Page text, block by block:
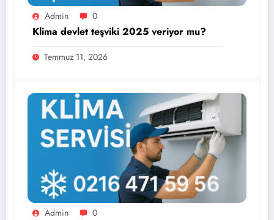
Admin 0
Klima devlet teşviki 2025 veriyor mu?
Temmuz 11, 2026
Admin 0